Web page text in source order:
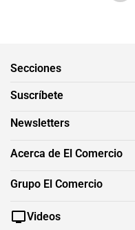
Secciones
Suscríbete
Newsletters
Acerca de El Comercio
Grupo El Comercio
Videos